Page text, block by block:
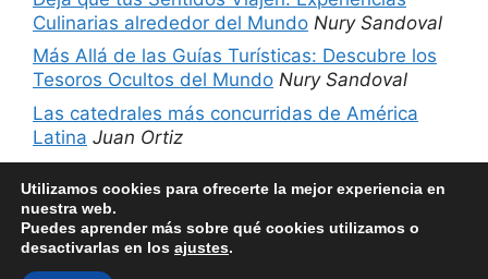
Culinarias alrededor del Mundo Nury Sandoval
Más Allá de las Guías Turísticas: Descubre los
Tesoros Ocultos del Mundo Nury Sandoval
Las catedrales más concurridas de América
Latina Juan Ortiz
Unidos Nury Sandoval
© 2026 Películas más libros
Utilizamos cookies para ofrecerte la mejor experiencia en
nuestra web.
Puedes aprender más sobre qué cookies utilizamos o
desactivarlas en los ajustes.